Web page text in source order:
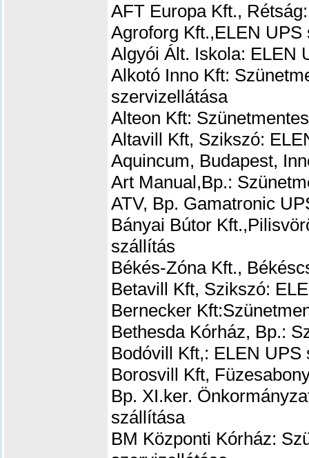
AFT Europa Kft.,
Agroforg Kft.,ELEN UPS
Algyói Ált. Iskola: ELEN
Alkotó Inno Kft:
szervizellátása
Alteon Kft:
Altavill Kft, Szikszó:
Aquincum, Budapest,
Art Manual,Bp.:
ATV, Bp. Gamatronic
Bányai Bútor
szállítás
Békés-Zóna Kft.,
Betavill Kft, Szikszó:
Bernecker Kft:
Bethesda Kórház, Bp.:
Bodóvill Kft,: ELEN UPS
Borosvill Kft,
Bp. XI.ker.
szállítása
BM Központi Kórház: